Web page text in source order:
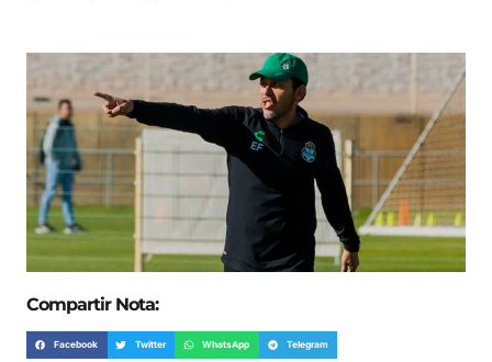
Compartir Nota:
Facebook Twitter WhatsApp Telegram